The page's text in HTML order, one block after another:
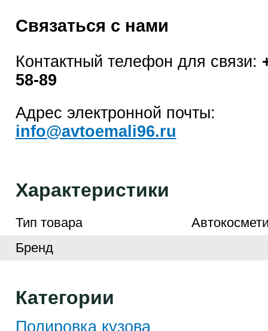
Связаться с нами
Контактный телефон для связи:
58-89
Адрес электронной почты:
info@avtoemali96.ru
Характеристики
Тип товара
Бренд
Категории
Полировка кузова